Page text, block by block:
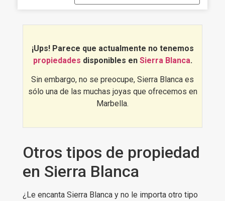
¡Ups! Parece que actualmente no tenemos
propiedades disponibles en Sierra Blanca.
Sin embargo, no se preocupe, Sierra Blanca es
sólo una de las muchas joyas que ofrecemos en
Marbella.
Otros tipos de propiedad
en Sierra Blanca
¿Le encanta Sierra Blanca y no le importa otro tipo